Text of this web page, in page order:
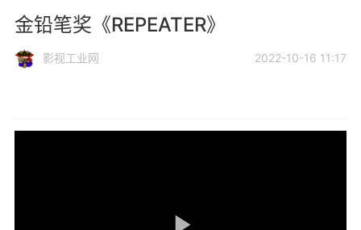
金铅笔奖《REPEATER》
影视工业网 2022-10-16 11:17